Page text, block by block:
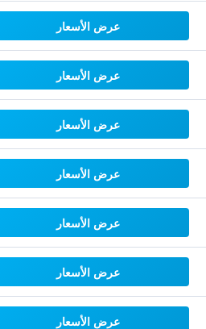
عرض الأسعار
عرض الأسعار
عرض الأسعار
عرض الأسعار
عرض الأسعار
عرض الأسعار
عرض الأسعار